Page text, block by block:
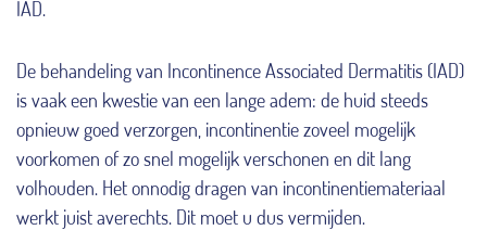
IAD.
De behandeling van Incontinence Associated Dermatitis (IAD)
is vaak een kwestie van een lange adem: de huid steeds
opnieuw goed verzorgen, incontinentie zoveel mogelijk
voorkomen of zo snel mogelijk verschonen en dit lang
volhouden. Het onnodig dragen van incontinentiemateriaal
werkt juist averechts. Dit moet u dus vermijden.